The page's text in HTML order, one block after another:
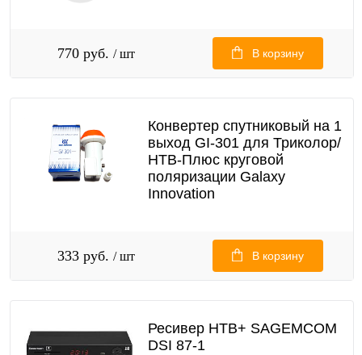
770 руб. / шт В корзину
Конвертер спутниковый на 1
выход GI-301 для Триколор/
НТВ-Плюс круговой
поляризации Galaxy
Innovation
333 руб. / шт В корзину
Ресивер НТВ+ SAGEMCOM
DSI 87-1